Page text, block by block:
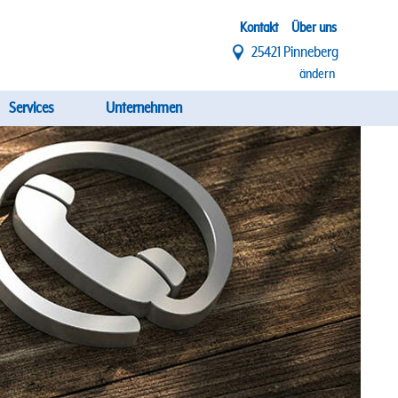
Top
Menü
Kontakt Über uns
25421 Pinneberg
ändern
Services Unternehmen